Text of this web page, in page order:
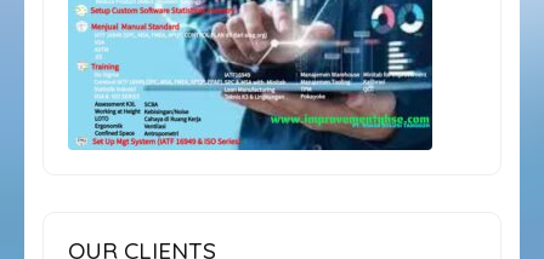
OUR CLIENTS